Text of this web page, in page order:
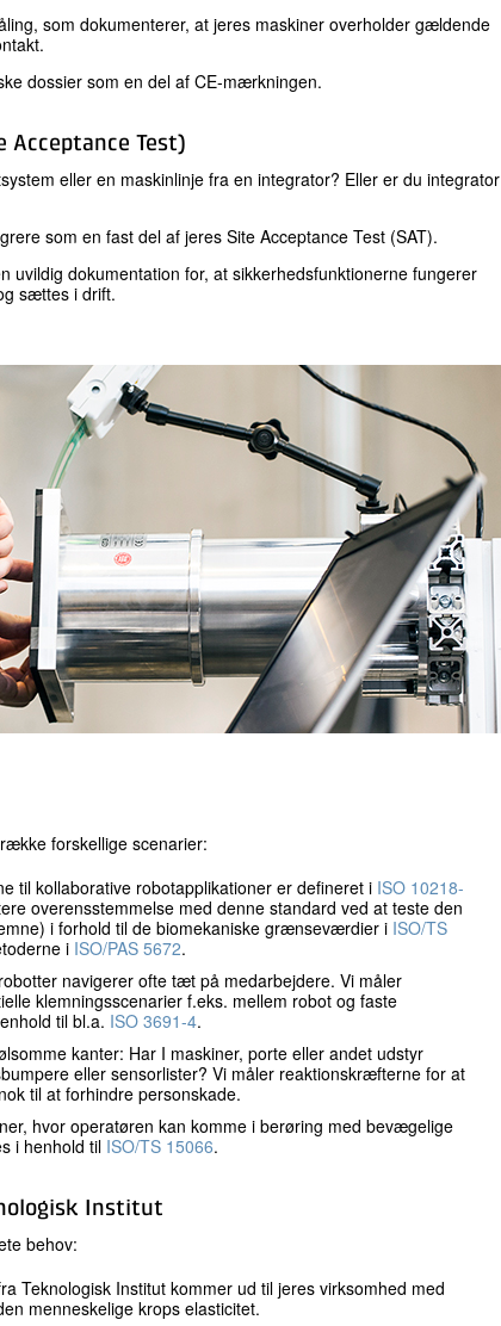
som dokumenterer, at jeres maskiner overholder gældende
dossier som en del af CE-mærkningen.
Acceptance Test)
eller en maskinlinje fra en integrator? Eller er du integrator
som en fast del af jeres Site Acceptance Test (SAT).
uvildig dokumentation for, at sikkerhedsfunktionerne fungerer
sættes i drift.
forskellige scenarier:
til kollaborative robotapplikationer er defineret i ISO 10218-
overensstemmelse med denne standard ved at teste den
i forhold til de biomekaniske grænseværdier i ISO/TS
i ISO/PAS 5672.
navigerer ofte tæt på medarbejdere. Vi måler
klemningsscenarier f.eks. mellem robot og faste
til bl.a. ISO 3691-4.
kanter: Har I maskiner, porte eller andet udstyr
eller sensorlister? Vi måler reaktionskræfterne for at
til at forhindre personskade.
hvor operatøren kan komme i berøring med bevægelige
i henhold til ISO/TS 15066.
Institut
behov:
Teknologisk Institut kommer ud til jeres virksomhed med
menneskelige krops elasticitet.